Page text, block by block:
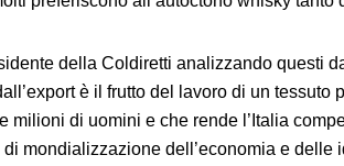
della Coldiretti analizzando questi
è il frutto del lavoro di un tessuto
milioni di uomini e che rende l’Italia
mondializzazione dell’economia e delle